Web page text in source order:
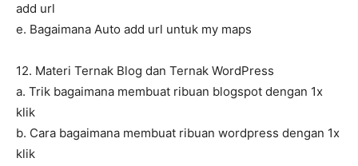
add url
e. Bagaimana Auto add url untuk my maps
12. Materi Ternak Blog dan Ternak WordPress
a. Trik bagaimana membuat ribuan blogspot dengan 1x
klik
b. Cara bagaimana membuat ribuan wordpress dengan 1x
klik